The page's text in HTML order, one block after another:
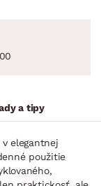
a tipy
elegantnej
použitie